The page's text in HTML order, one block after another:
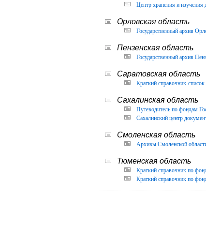
Центр хранения и изучения
Орловская область
Государственный архив
Пензенская область
Государственный архив
Саратовская область
Краткий справочник-
Сахалинская область
Путеводитель по фондам
Сахалинский центр
Смоленская область
Архивы Смоленской
Тюменская область
Краткий справочник по
Краткий справочник по